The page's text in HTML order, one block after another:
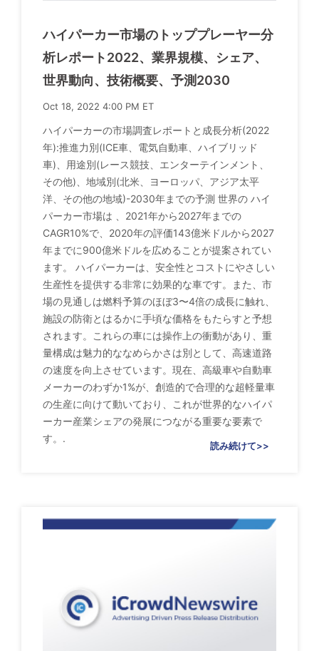
ハイパーカー市場のトッププレーヤー分
析レポート2022、業界規模、シェア、
世界動向、技術概要、予測2030
Oct 18, 2022 4:00 PM ET
ハイパーカーの市場調査レポートと成長分析(2022
年):推進力別(ICE車、電気自動車、ハイブリッド
車)、用途別(レース競技、エンターテインメント、
その他)、地域別(北米、ヨーロッパ、アジア太平
洋、その他の地域)-2030年までの予測 世界の ハイ
パーカー市場は 、2021年から2027年までの
CAGR10%で、2020年の評価143億米ドルから2027
年までに900億米ドルを広めることが提案されてい
ます。 ハイパーカーは、安全性とコストにやさしい
生産性を提供する非常に効果的な車です。また、市
場の見通しは燃料予算のほぼ3〜4倍の成長に触れ、
施設の防衛とはるかに手頃な価格をもたらすと予想
されます。これらの車には操作上の衝動があり、重
量構成は魅力的ななめらかさは別として、高速道路
の速度を向上させています。現在、高級車や自動車
メーカーのわずか1%が、創造的で合理的な超軽量車
の生産に向けて動いており、これが世界的なハイパ
ーカー産業シェアの発展につながる重要な要素で
す。.
読み続けて>>